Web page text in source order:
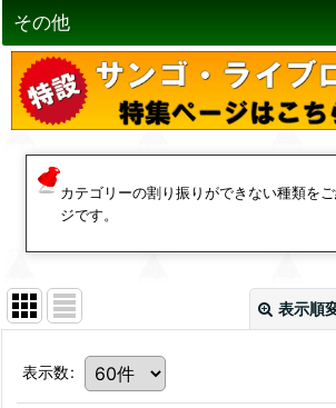
その他
カテゴリーの割り振りができない種類を
ジです。
表示順
表示数: